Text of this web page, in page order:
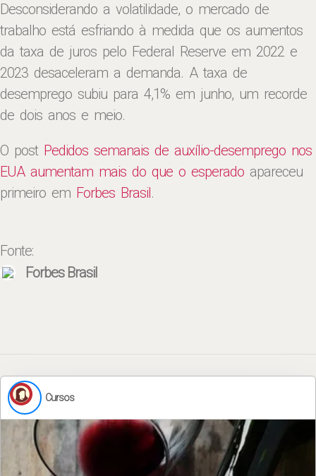
Desconsiderando a volatilidade, o mercado de
trabalho está esfriando à medida que os aumentos
da taxa de juros pelo Federal Reserve em 2022 e
2023 desaceleram a demanda. A taxa de
desemprego subiu para 4,1% em junho, um recorde
de dois anos e meio.
O post Pedidos semanais de auxílio-desemprego nos
EUA aumentam mais do que o esperado apareceu
primeiro em Forbes Brasil.
Fonte:
Forbes Brasil
Cursos